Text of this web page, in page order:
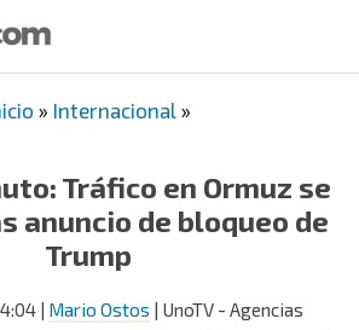
» Internacional »
Tráfico en Ormuz se
anuncio de bloqueo de
Trump
| Mario Ostos | UnoTV - Agencias